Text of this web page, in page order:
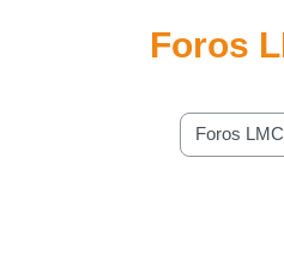
Foros
Categorias